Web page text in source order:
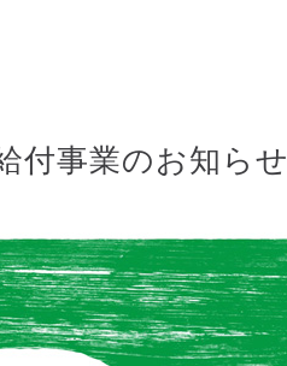
付事業のお知らせ